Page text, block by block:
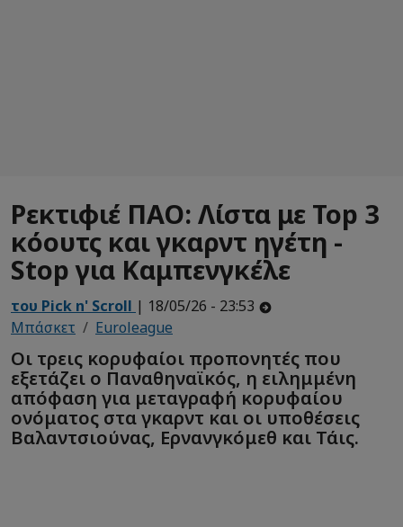
Ρεκτιφιέ ΠΑΟ: Λίστα με Top 3
κόουτς και γκαρντ ηγέτη -
Stop για Καμπενγκέλε
του Pick n' Scroll | 18/05/26 - 23:53
Μπάσκετ
Euroleague
Οι τρεις κορυφαίοι προπονητές που
εξετάζει ο Παναθηναϊκός, η ειλημμένη
απόφαση για μεταγραφή κορυφαίου
ονόματος στα γκαρντ και οι υποθέσεις
Βαλαντσιούνας, Ερνανγκόμεθ και Τάις.